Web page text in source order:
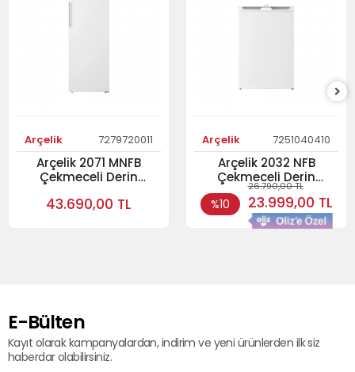
Arçelik 7279720011
Arçelik 2071 MNFB
Çekmeceli Derin
43.690,00 TL
Arçelik 7251040410
Arçelik 2032 NFB
Çekmeceli Derin
Dondurucu
%10
26.790,00 TL
23.999,00 TL
E-Bülten
Kayıt olarak kampanyalardan, indirim ve yeni ürünlerden ilk siz
haberdar olabilirsiniz.